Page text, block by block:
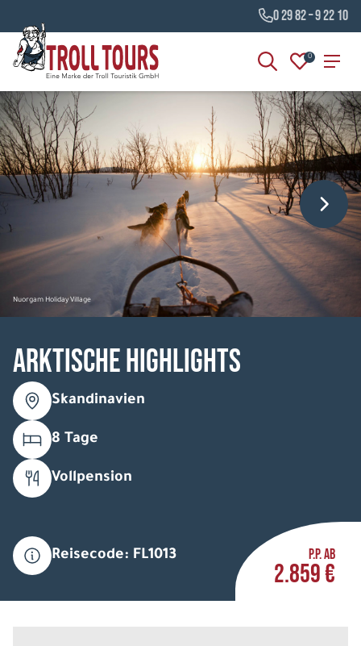
0 29 82 – 9 22 10
0
Nuorgam Holiday Village
Arktische Highlights
Skandinavien
8 Tage
Vollpension
Reisecode: FL1013 P.P. AB
2.859 €